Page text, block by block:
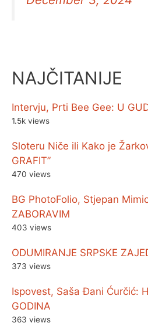
NAJČITANIJE
Intervju, Prti Bee Gee: U
1.5k views
Sloteru Niče ili Kako je
GRAFIT”
470 views
BG PhotoFolio, Stjepan
ZABORAVIM
403 views
ODUMIRANJE SRPSKE
373 views
Ispovest, Saša Đani Ćurčić:
GODINA
363 views